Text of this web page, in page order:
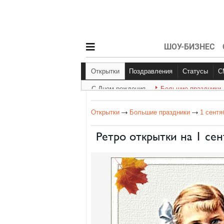
ШОУ-БИЗНЕС
Открытки Поздравления
С Днем рождения
Статусы
Другое
С Днем рождения Большие праздники
Открытки Большие праздники 1
Ретро открытки на 1